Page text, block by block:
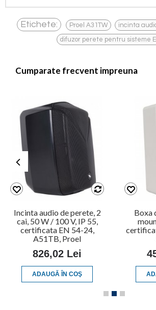
Etichete: Proel A31TW incinta
difuzor perete pentru sisteme
Cumparate frecvent impreuna
Incinta audio de perete, 2
cai, 50 W / 100 V, IP 55,
certificata EN 54-24,
A51TB, Proel
826,02 Lei
ADAUGĂ ÎN COŞ
Boxa